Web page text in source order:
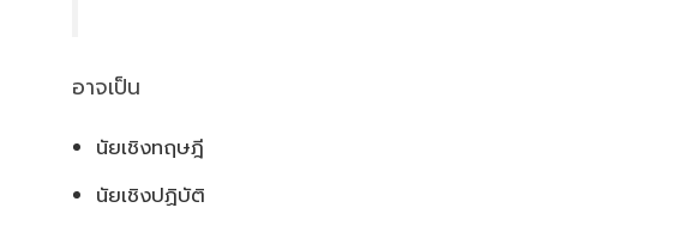
อาจเป็น
นัยเชิงทฤษฎี
นัยเชิงปฏิบัติ